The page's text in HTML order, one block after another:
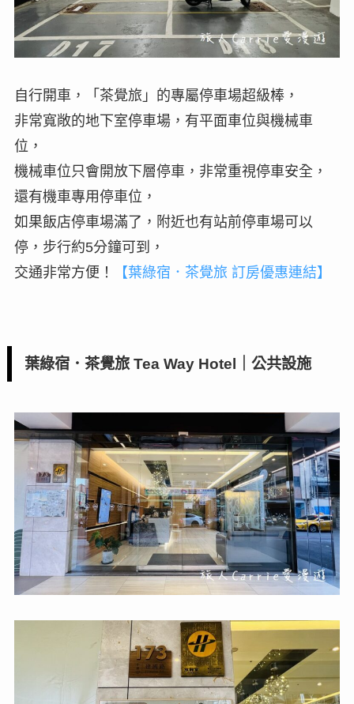
自行開車，「茶覺旅」的專屬停車場超級棒，
非常寬敞的地下室停車場，有平面車位與機械車
位，
機械車位只會開放下層停車，非常重視停車安全，
還有機車專用停車位，
如果飯店停車場滿了，附近也有站前停車場可以
停，步行約5分鐘可到，
交通非常方便！
【葉綠宿．茶覺旅 訂房優惠連結】
葉綠宿．茶覺旅 Tea Way Hotel｜公共設施